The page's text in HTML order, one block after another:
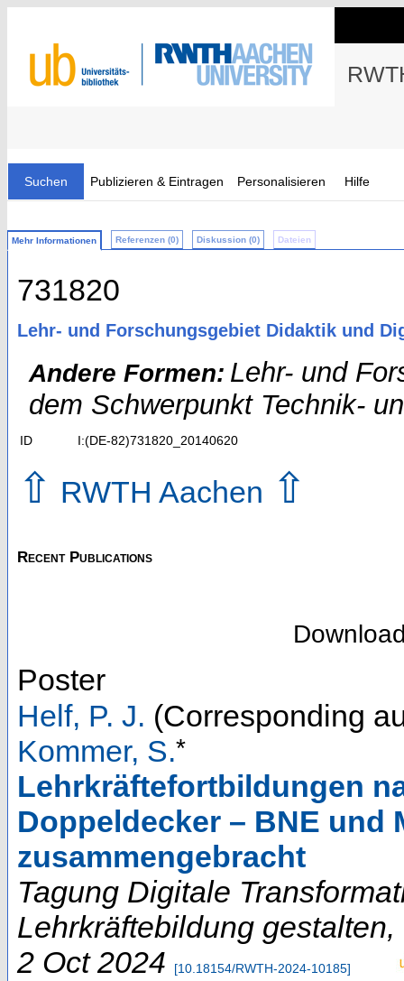
Suchen Publizieren & Eintragen Personalisieren Hilfe
Mehr Informationen Referenzen (0) Diskussion (0) Dateien
731820
Lehr- und Forschungsgebiet Didaktik und
Andere Formen: Lehr- und
dem Schwerpunkt Technik-
ID I:(DE-82)731820_20140620
⇧ RWTH Aachen ⇧
Recent Publications
Poster
Helf, P. J. (Corresponding
Kommer, S.*
Lehrkräftefortbildungen
Doppeldecker – BNE und
zusammengebracht
Tagung Digitale
Lehrkräftebildung gestalten,
2 Oct 2024
[10.18154/RWTH-2024-10185]